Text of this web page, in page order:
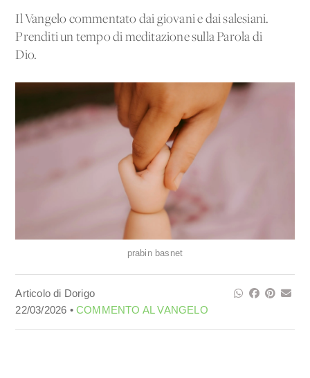
Il Vangelo commentato dai giovani e dai salesiani.
Prenditi un tempo di meditazione sulla Parola di
Dio.
prabin basnet
Articolo di Dorigo
22/03/2026 •COMMENTO AL VANGELO